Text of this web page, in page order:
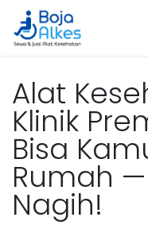
Alat
Klinik
Bisa
Rumah —
Nagih!